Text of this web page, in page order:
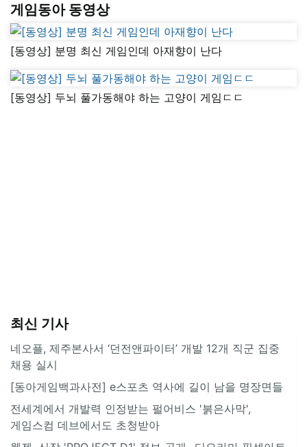
게임동아 동영상
[동영상] 분명 최신 게임인데 아재향이 난다
[동영상] 두뇌 풀가동해야 하는 고양이 게임ㄷㄷ
최신 기사
네오플, 제주본사서 ‘던전앤파이터’ 개발 12개 직군 집중
채용 실시
[동아게임백과사전] e스포츠 역사에 길이 남을 명장면들
전세계에서 개발력 인정받는 펄어비스 '붉은사막',
게임스컴 데브에서도 초청받아